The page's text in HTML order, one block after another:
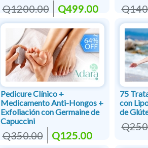
Q1200.00 Q499.00
Pedicure Clínico +
Medicamento Anti-Hongos +
Exfoliación con Germaine de
Capuccini
Q350.00 Q125.00
75
con
de